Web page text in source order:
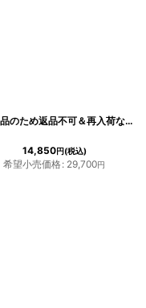
[SALE品のため返品不可＆再入荷なしの現品限り][ERUKEI]フリルポイント・Vネック・花柄・プリント・切り替え・ノースリーブ・Aライン・ハイウエスト・ロングドレス[山崎みどり・れお着用]《送料＆代引き手数料無料》 mybk
14,850円(税込)
希望小売価格: 29,700円